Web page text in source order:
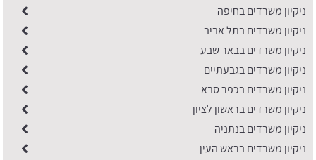
ניקיון משרדים בחיפה
ניקיון משרדים בתל אביב
​ניקיון משרדים בבאר שבע
ניקיון משרדים בגבעתיים
ניקיון משרדים בכפר סבא
​ניקיון משרדים בראשון לציון
ניקיון משרדים בנתניה
ניקיון משרדים בראש העין